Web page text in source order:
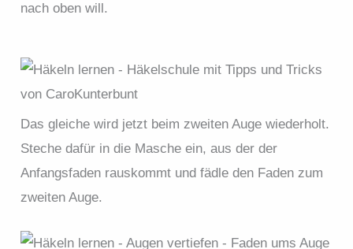
nach oben will.
Das gleiche wird jetzt beim zweiten Auge wiederholt.
Steche dafür in die Masche ein, aus der der
Anfangsfaden rauskommt und fädle den Faden zum
zweiten Auge.